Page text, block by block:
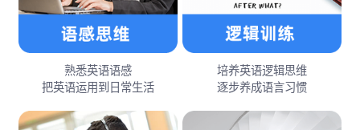
熟悉英语语感
把英语运用到日常生活
培养英语逻辑思维
逐步养成语言习惯